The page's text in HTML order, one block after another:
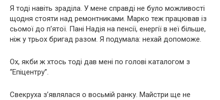
Я тоді навіть зраділа. У мене справді не було можливості
щодня стояти над ремонтниками. Марко теж працював із
сьомої до п’ятої. Пані Надія на пенсії, енергії в неї більше,
ніж у трьох бригад разом. Я подумала: нехай допоможе.
Ох, якби ж хтось тоді дав мені по голові каталогом з
“Епіцентру”.
Свекруха з’являлася о восьмій ранку. Майстри ще не